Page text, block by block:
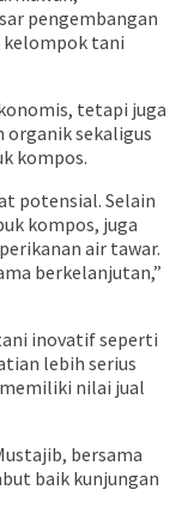
pengembangan
kelompok tani
tetapi juga
organik sekaligus
kompos.
potensial. Selain
kompos, juga
air tawar.
berkelanjutan,”
inovatif seperti
lebih serius
nilai jual
bersama
baik kunjungan